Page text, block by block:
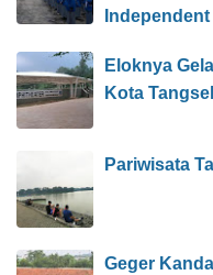
Independent
Eloknya
Kota Tangsel
Pariwisata
Geger